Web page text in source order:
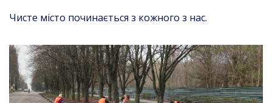
Чисте місто починається з кожного з нас.